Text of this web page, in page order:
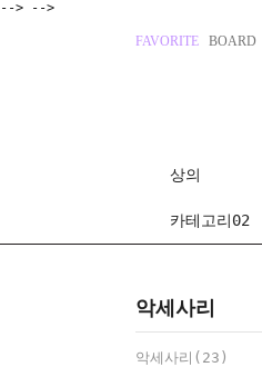
--> -->
FAVORITE BOARD
상의
카테고리02
악세사리
악세사리(23)